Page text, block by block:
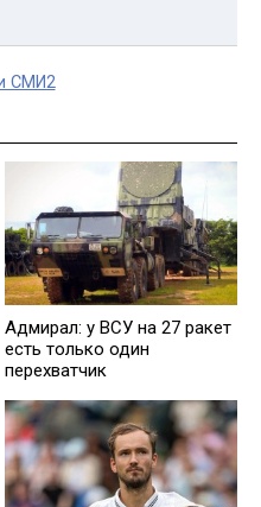
СМИ2
Адмирал: у ВСУ на 27 ракет
есть только один
перехватчик